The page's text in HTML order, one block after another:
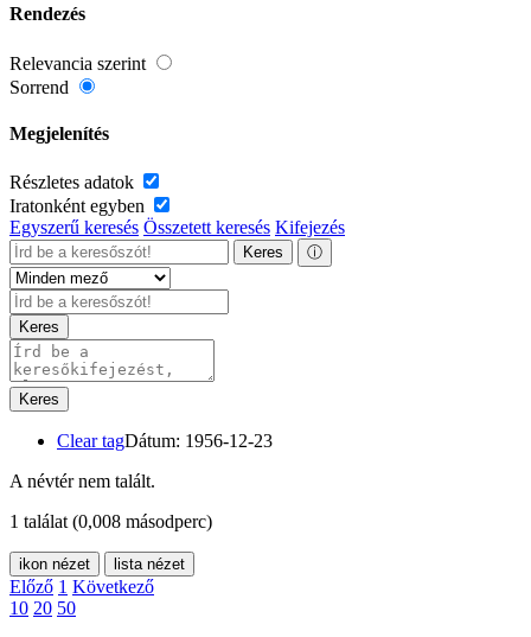
Rendezés
Relevancia szerint
Sorrend
Megjelenítés
Részletes adatok
Iratonként egyben
Egyszerű keresés Összetett keresés Kifejezés
Keres ⓘ
Keres
Keres
Clear tagDátum: 1956-12-23
A névtér nem talált.
1 találat (0,008 másodperc)
ikon nézet lista nézet
Előző 1 Következő
10 20 50